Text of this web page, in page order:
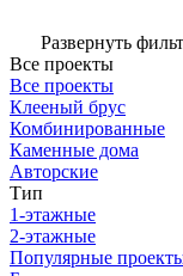
Развернуть
Все проекты
Все проекты
Клееный брус
Комбинированные
Каменные дома
Авторские
Тип
1-этажные
2-этажные
Популярные